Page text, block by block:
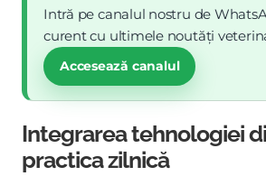
Intră pe canalul nostru de
curent cu ultimele noutăți
Accesează canalul
Integrarea tehnologiei
practica zilnică